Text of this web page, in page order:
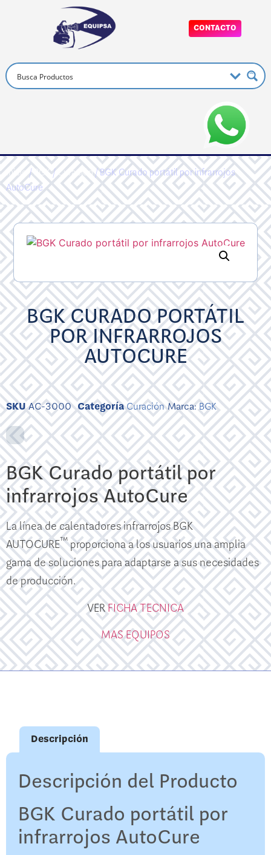
CONTACTO
Inicio/BGK/Curación/ BGK Curado portátil por infrarrojos
AutoCure
BGK CURADO PORTÁTIL
POR INFRARROJOS
AUTOCURE
SKUAC-3000 CategoríaCuración Marca:BGK
BGK Curado portátil por
infrarrojos AutoCure
La línea de calentadores infrarrojos BGK
AUTOCURE™proporciona a los usuarios una amplia
gama de soluciones para adaptarse a sus necesidades
de producción.
VERFICHA TECNICA
MAS EQUIPOS
Descripción
Descripción del Producto
BGK Curado portátil por
infrarrojos AutoCure